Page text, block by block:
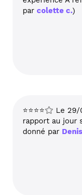
par colette c.)
⭐⭐⭐⭐
Le 29/
rapport au jour
donné par